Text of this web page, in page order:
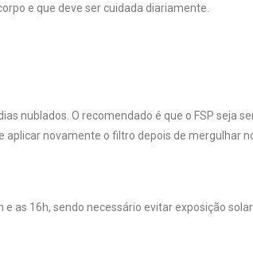
e que deve ser cuidada diariamente.
nublados. O recomendado é que o FSP seja
novamente o filtro depois de mergulhar
as 16h, sendo necessário evitar exposição